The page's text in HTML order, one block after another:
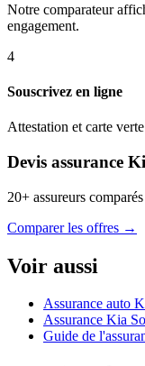
Notre comparateur
engagement.
4
Souscrivez en ligne
Attestation et carte
Devis assurance
20+ assureurs
Comparer les offres →
Voir aussi
Assurance auto
Assurance Kia
Guide de